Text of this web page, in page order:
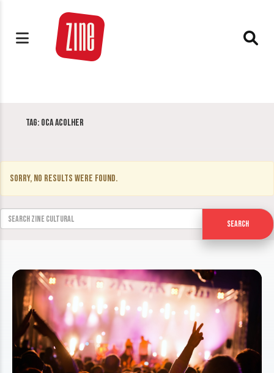
Tag: Oca Acolher
Sorry, no results were found.
Search for:
Search